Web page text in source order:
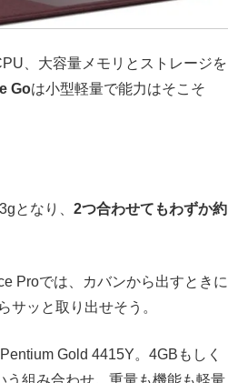
、大容量メモリとストレージを
Goは小型軽量で能力はそこそ
となり、 2つ合わせてもわずか約
Proでは、カバンから出すときに
サッと取り出せそう。
Gold 4415Y。4GBもしく
組み合わせ。重量も機能も軽量